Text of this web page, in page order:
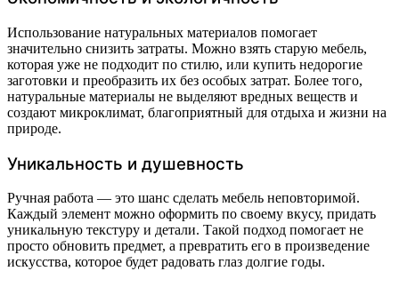
Использование натуральных материалов помогает
значительно снизить затраты. Можно взять старую мебель,
которая уже не подходит по стилю, или купить недорогие
заготовки и преобразить их без особых затрат. Более того,
натуральные материалы не выделяют вредных веществ и
создают микроклимат, благоприятный для отдыха и жизни на
природе.
Уникальность и душевность
Ручная работа — это шанс сделать мебель неповторимой.
Каждый элемент можно оформить по своему вкусу, придать
уникальную текстуру и детали. Такой подход помогает не
просто обновить предмет, а превратить его в произведение
искусства, которое будет радовать глаз долгие годы.